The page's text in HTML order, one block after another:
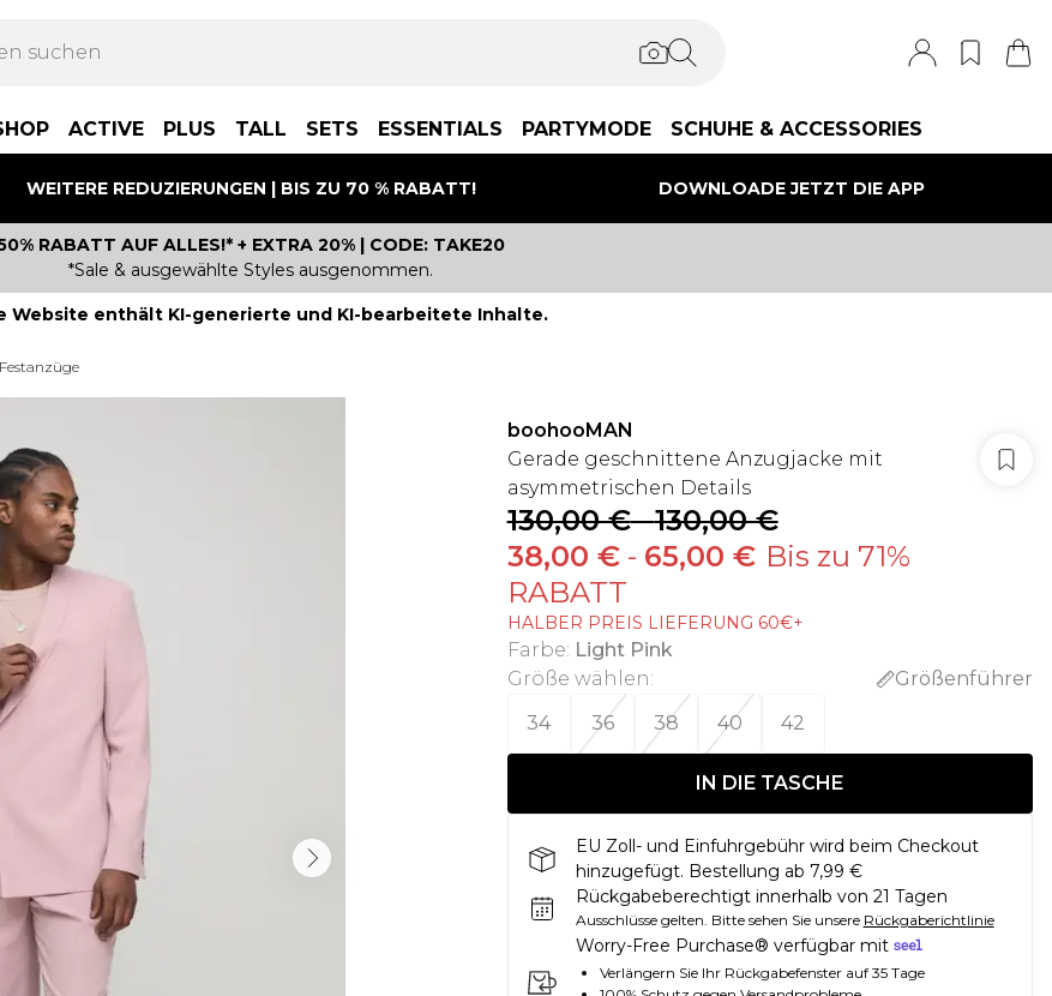
ACTIVE PLUS TALL SETS ESSENTIALS PARTYMODE SCHUHE & ACCESSORIES
WEITERE REDUZIERUNGEN | BIS ZU 70 % RABATT! DOWNLOADE JETZT DIE APP
RABATT AUF ALLES!* + EXTRA 20% | CODE: TAKE20
*Sale & ausgewählte Styles ausgenommen.
Website enthält KI-generierte und KI-bearbeitete Inhalte.
Festanzüge
boohooMAN
Gerade geschnittene Anzugjacke mit
asymmetrischen Details
130,00 €-130,00 €
38,00 €- 65,00 € Bis zu 71%
RABATT
HALBER PREIS LIEFERUNG 60€+
Farbe: Light Pink
Größe wählen:
Größenführer
34
36 38 40 42
IN DIE TASCHE
EU Zoll- und Einfuhrgebühr wird beim Checkout
hinzugefügt. Bestellung ab 7,99 €
Rückgabeberechtigt innerhalb von 21 Tagen
Ausschlüsse gelten. Bitte sehen Sie unsere Rückgaberichtlinie
Worry-Free Purchase® verfügbar mit
Verlängern Sie Ihr Rückgabefenster auf 35 Tage